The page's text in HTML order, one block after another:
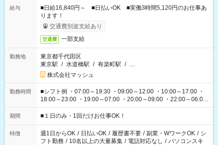
給与
■日給16,840円～ ■日払いOK ■実働3時間5,120円のお仕事あ
ります！
交通費別途支給あり
交通費 一部支給
勤務地
東京都千代田区
東京駅 / 水道橋駅 / 有楽町駅 / …
株式会社マッシュ
勤務時間
■シフト例 ・07:00～19:30 ・09:00～12:00 ・10:00～17:00 ・
18:00～23:00 ・19:00～07:00 ・20:00～09:00 ・22:00～06:00
etc ★最短で3時間で5,120円のお仕事から 15時間で2万円近く稼
げるお仕事も！ ご希望のお時間に合わせてご紹介！ ※シフトは
ください！
期間 ■１日のみ・1回だけお仕事OK！
特徴 週1日からOK / 日払いOK / 履歴書不要 / 副業・WワークOK / シ
フト勤務 / 10名以上の大量募集 / 電話対応なし / パソコンスキ